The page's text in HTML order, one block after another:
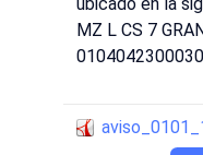
MZ L CS 7